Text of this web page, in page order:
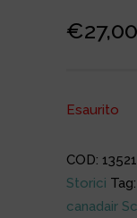
€27,00
Esaurito
COD:
Storici Tag:
canadair